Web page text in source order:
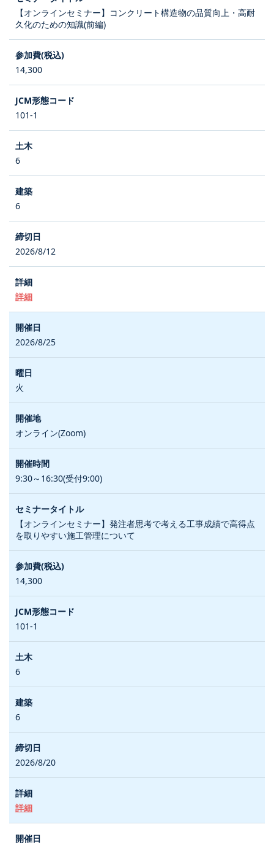
【オンラインセミナー】コンクリート構造物の品質向上・高耐
久化のための知識(前編)
14,300
101-1
6
6
2026/8/12
詳細
2026/8/25
火
オンライン(Zoom)
9:30～16:30(受付9:00)
【オンラインセミナー】発注者思考で考える工事成績で高得点
を取りやすい施工管理について
14,300
101-1
6
6
2026/8/20
詳細